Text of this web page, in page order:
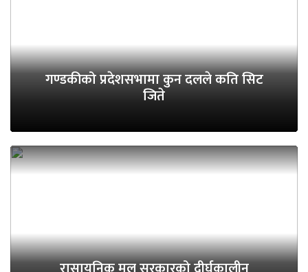
गण्डकीको प्रदेशसभामा कुन दलले कति सिट
जिते